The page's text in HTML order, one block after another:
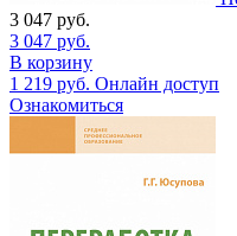
3 047 руб.
3 047 руб.
В корзину
1 219 руб. Онлайн доступ
Ознакомиться